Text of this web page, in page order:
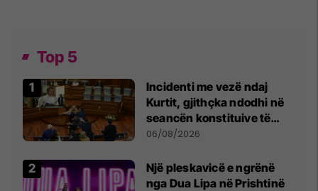
Top 5
Incidenti me vezë ndaj
Kurtit, gjithçka ndodhi në
seancën konstituive të
Kuvendit
06/08/2026
Një pleskavicë e ngrënë
nga Dua Lipa në Prishtinë